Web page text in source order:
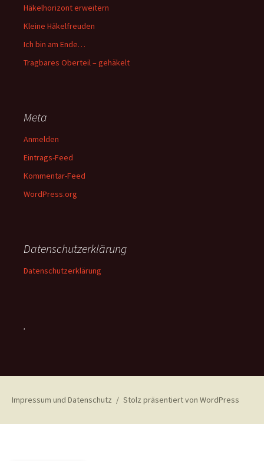
Häkelhorizont erweitern
Kleine Häkelfreuden
Ich bin am Ende…
Tragbares Oberteil – gehäkelt
Meta
Anmelden
Eintrags-Feed
Kommentar-Feed
WordPress.org
Datenschutzerklärung
Datenschutzerklärung
.
Impressum und Datenschutz Stolz präsentiert von WordPress